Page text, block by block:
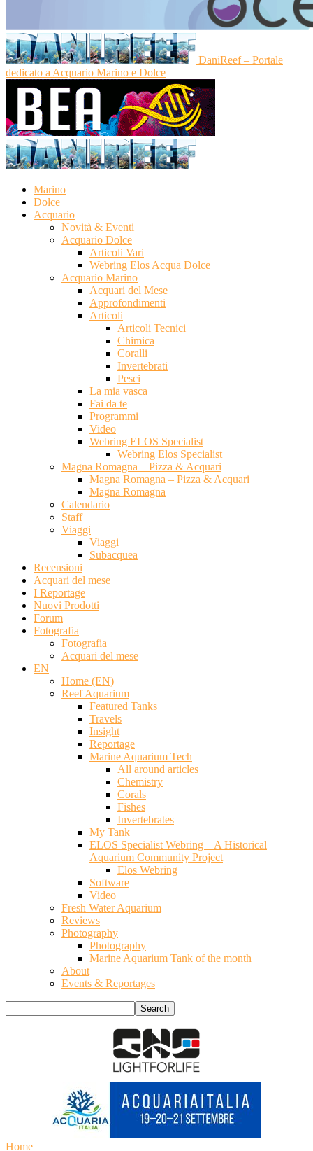
DaniReef – Portale
dedicato a Acquario Marino e Dolce
Marino
Dolce
Acquario
Novità & Eventi
Acquario Dolce
Articoli Vari
Webring Elos Acqua Dolce
Acquario Marino
Acquari del Mese
Approfondimenti
Articoli
Articoli Tecnici
Chimica
Coralli
Invertebrati
Pesci
La mia vasca
Fai da te
Programmi
Video
Webring ELOS Specialist
Webring Elos Specialist
Magna Romagna – Pizza & Acquari
Magna Romagna – Pizza & Acquari
Magna Romagna
Calendario
Staff
Viaggi
Viaggi
Subacquea
Recensioni
Acquari del mese
I Reportage
Nuovi Prodotti
Forum
Fotografia
Fotografia
Acquari del mese
EN
Home (EN)
Reef Aquarium
Featured Tanks
Travels
Insight
Reportage
Marine Aquarium Tech
All around articles
Chemistry
Corals
Fishes
Invertebrates
My Tank
ELOS Specialist Webring – A Historical
Aquarium Community Project
Elos Webring
Software
Video
Fresh Water Aquarium
Reviews
Photography
Photography
Marine Aquarium Tank of the month
About
Events & Reportages
Home